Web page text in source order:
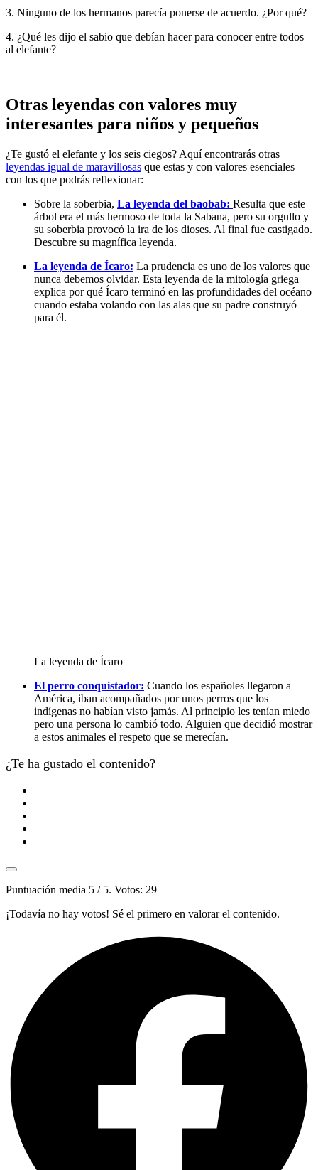
3. Ninguno de los hermanos parecía ponerse de acuerdo. ¿Por qué?
4. ¿Qué les dijo el sabio que debían hacer para conocer entre todos
al elefante?
Otras leyendas con valores muy
interesantes para niños y pequeños
¿Te gustó el elefante y los seis ciegos? Aquí encontrarás otras
leyendas igual de maravillosas que estas y con valores esenciales
con los que podrás reflexionar:
Sobre la soberbia, La leyenda del baobab: Resulta que este
árbol era el más hermoso de toda la Sabana, pero su orgullo y
su soberbia provocó la ira de los dioses. Al final fue castigado.
Descubre su magnífica leyenda.
La leyenda de Ícaro: La prudencia es uno de los valores que
nunca debemos olvidar. Esta leyenda de la mitología griega
explica por qué Ícaro terminó en las profundidades del océano
cuando estaba volando con las alas que su padre construyó
para él.
La leyenda de Ícaro
El perro conquistador: Cuando los españoles llegaron a
América, iban acompañados por unos perros que los
indígenas no habían visto jamás. Al principio les tenían miedo
pero una persona lo cambió todo. Alguien que decidió mostrar
a estos animales el respeto que se merecían.
¿Te ha gustado el contenido?
Puntuación media 5 / 5. Votos: 29
¡Todavía no hay votos! Sé el primero en valorar el contenido.